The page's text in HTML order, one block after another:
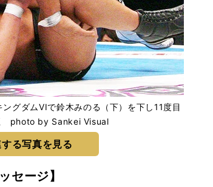
グダムVIで鈴木みのる（下）を下し11度目
photo by Sankei Visual
る写真を見る
セージ】